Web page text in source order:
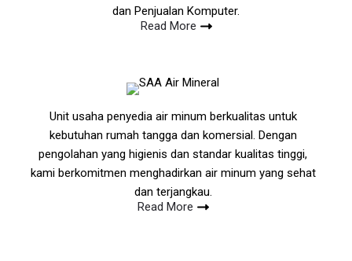
dan Penjualan Komputer.
Read More
Unit usaha penyedia air minum berkualitas untuk
kebutuhan rumah tangga dan komersial. Dengan
pengolahan yang higienis dan standar kualitas tinggi,
kami berkomitmen menghadirkan air minum yang sehat
dan terjangkau.
Read More